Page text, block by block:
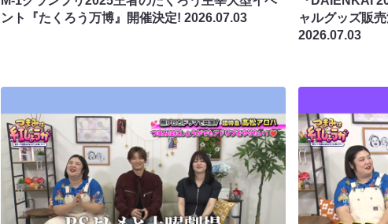
ント『たくろう万博』開催決定!2026.07.03
ャルグッズ販
2026.07.03